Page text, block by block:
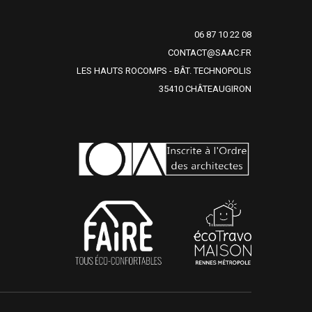
06 87 10 22 08
CONTACT@SAAC.FR
LES HAUTS ROCOMPS - BÂT. TECHNOPOLIS
35410 CHÂTEAUGIRON